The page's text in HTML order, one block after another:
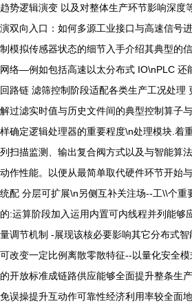
趋势逻辑演变 以及对整体生产环节影响深度
演双向入口：如何多源工业接口与高速信号
制模拟传感器状态的细节入手介绍其典型的
网络—例如包括高速以太分布式 IO\nPLC 还
回路链 滤筛控制阶段适配各类生产工况处理
解过滤实时值与历史文件间的典型控制算子
样确定逻辑处理器的重要程度\n处理模块.着
列扫描监测、输出复合阀方式以及与智能算
动作性能。以便从最简单取代硬件环节开始
统配 分层可扩展\n另侧互补关注场--工\\个重
的:运算阶段加入运用内置可内线程并列能够
量调节机制 -展现该核必要影响其它分布式智
可改变一定比例离散零散特征--以量化安全
的开放标准成链路供应能够全面提升整条生
免误操提升互动作可靠性经济利用率较全面